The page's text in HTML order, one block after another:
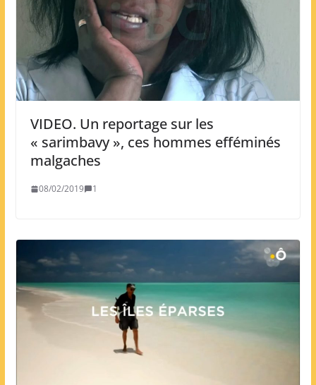
VIDEO. Un reportage sur les
« sarimbavy », ces hommes efféminés
malgaches
08/02/2019 1